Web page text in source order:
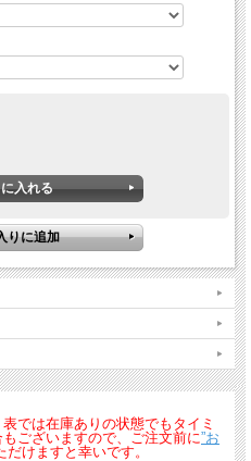
では在庫ありの状態でもタイミ
ございますので、ご注文前に”お
だけますと幸いです。